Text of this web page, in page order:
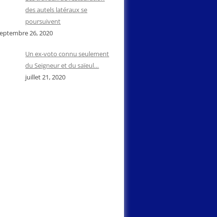
des autels latéraux se
poursuivent
26, 2020
Un ex-voto connu seulement
du Seigneur et du saïeul…
juillet 21, 2020